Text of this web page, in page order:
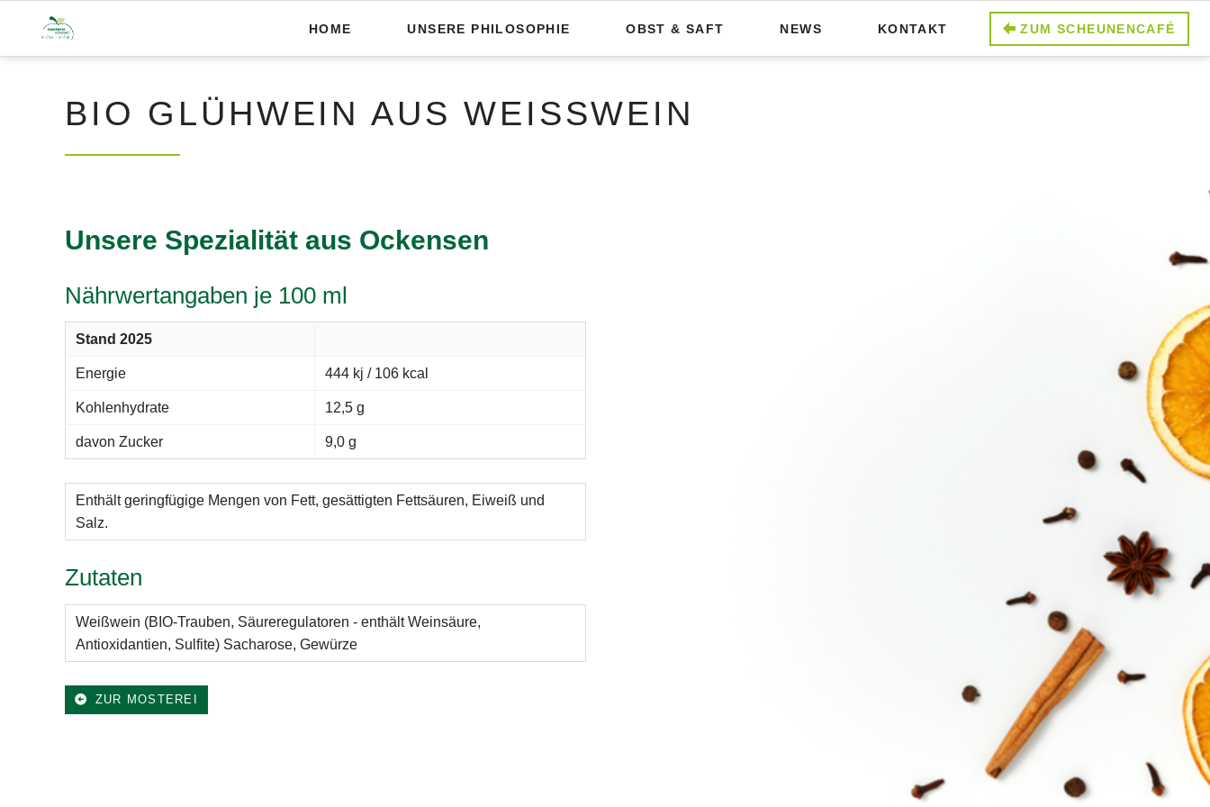
HOME UNSERE PHILOSOPHIE OBST & SAFT NEWS KONTAKT ZUM SCHEUNENCAFÉ
BIO GLÜHWEIN AUS WEISSWEIN
Unsere Spezialität aus Ockensen
Nährwertangaben je 100 ml
Stand 2025
Energie 444 kj / 106 kcal
Kohlenhydrate 12,5 g
davon Zucker 9,0 g
Enthält geringfügige Mengen von Fett, gesättigten Fettsäuren, Eiweiß und
Salz.
Zutaten
Weißwein (BIO-Trauben, Säureregulatoren - enthält Weinsäure,
Antioxidantien, Sulfite) Sacharose, Gewürze
ZUR MOSTEREI